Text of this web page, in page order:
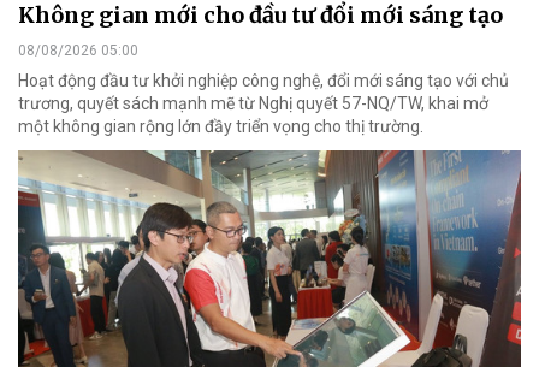
Không gian mới cho đầu tư đổi mới sáng tạo
08/08/2026 05:00
Hoạt động đầu tư khởi nghiệp công nghệ, đổi mới sáng tạo với chủ
trương, quyết sách mạnh mẽ từ Nghị quyết 57-NQ/TW, khai mở
một không gian rộng lớn đầy triển vọng cho thị trường.